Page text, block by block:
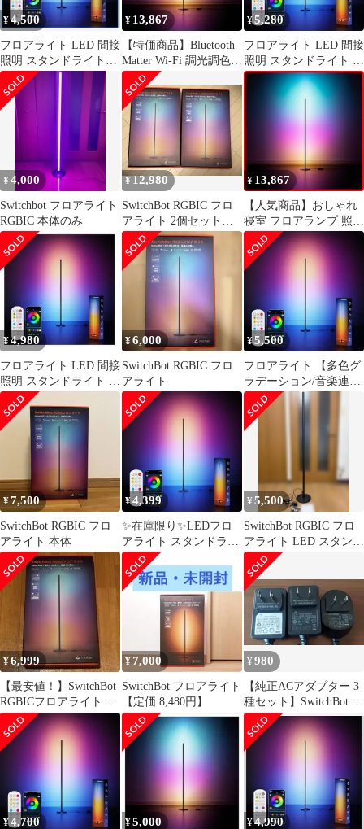
¥4,500
フロアライト LED 間接
照明 スタンドライト
RGBIC搭載 多色グラデ
ーション
¥ 13,867
【特価商品】Bluetooth
Matter Wi-Fi 調光調色
無段階 マルチカラー 昼
光色 Alexa 昼白色 電球
色 1600万色 RGB
Google 照明 寝室 おし
ゃれ フロアランプ スタ
ンド Home 間接照明 ス
イッチボット - スタン
ドライ
¥5,280
フロアライト LED 間接
照明 スタンドライト 多
色グラデーション フロ
アランプ
¥4,000
Switchbot フロアライト
RGBIC 本体のみ
¥12,980
SwitchBot RGBIC フロ
アライト 2個セット
新品未開封
¥ 13,867
【人気商品】おしゃれ
寝室 フロアランプ 照明
RGB スタンド 1600万色
間接照明 電球色 昼白色
スイッチボット 昼光色
マルチカラー - 無段階
スタンドライト 調光調
色 Wi-Fi LED Bluetooth
Matter フロアライト
Alexa
¥4,980
フロアライト LED 間接
照明 スタンドライト 多
色グラデーション フロ
アランプ
¥6,000
SwitchBot RGBIC フロ
アライト
¥5,500
フロアライト 【多色グ
ラデーション/音楽連動/
フットスイッチ/横置き
対応】
¥7,500
SwitchBot RGBIC フロ
アライト 本体
¥4,399
✨在庫限り✨LEDフロ
アライト スタンドライ
ト RGBIC 間接照明 リ
モコン付
¥5,500
SwitchBot RGBIC フロ
アライト LED スタンド
ライト
¥6,999
【最安値！】SwitchBot
RGBICフロアライト
LED スタンドライト
¥7,000
SwitchBot フロアライト
【定価 8,480円】
¥980
【純正ACアダプター 3
種セット】SwitchBot
LEDライト用 12.0W
¥4,700 ¥5,000 ¥4,990